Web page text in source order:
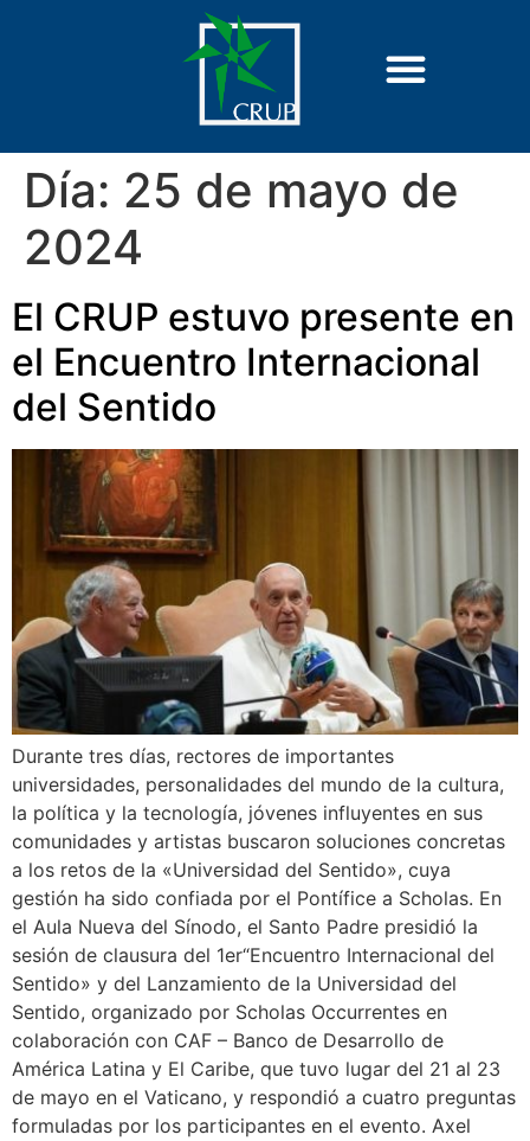
Día: 25 de mayo de
2024
El CRUP estuvo presente en
el Encuentro Internacional
del Sentido
Durante tres días, rectores de importantes
universidades, personalidades del mundo de la cultura,
la política y la tecnología, jóvenes influyentes en sus
comunidades y artistas buscaron soluciones concretas
a los retos de la «Universidad del Sentido», cuya
gestión ha sido confiada por el Pontífice a Scholas. En
el Aula Nueva del Sínodo, el Santo Padre presidió la
sesión de clausura del 1er“Encuentro Internacional del
Sentido» y del Lanzamiento de la Universidad del
Sentido, organizado por Scholas Occurrentes en
colaboración con CAF – Banco de Desarrollo de
América Latina y El Caribe, que tuvo lugar del 21 al 23
de mayo en el Vaticano, y respondió a cuatro preguntas
formuladas por los participantes en el evento. Axel